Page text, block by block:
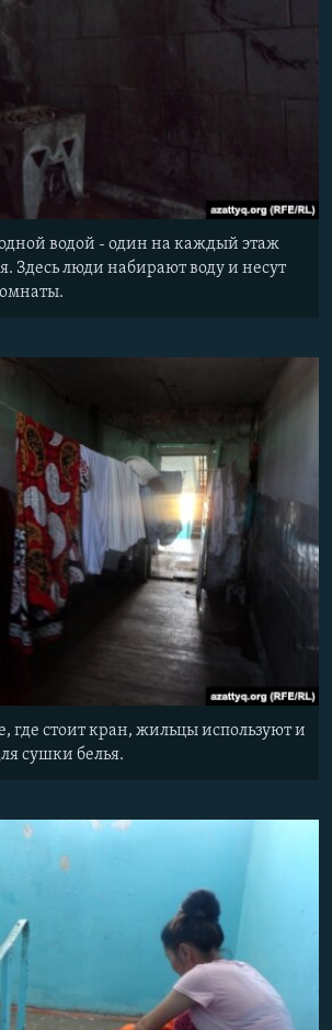
водой - один на каждый этаж
Здесь люди набирают воду и несут
где стоит кран, жильцы используют и
сушки белья.